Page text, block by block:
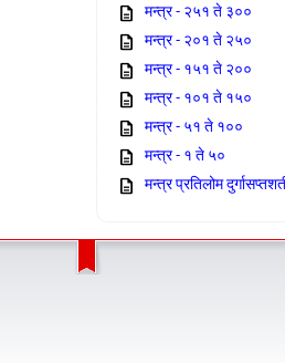
मन्त्र - २५१ ते ३००
मन्त्र - २०१ ते २५०
मन्त्र - १५१ ते २००
मन्त्र - १०१ ते १५०
मन्त्र - ५१ ते १००
मन्त्र - १ ते ५०
मन्त्र प्रतिलोम